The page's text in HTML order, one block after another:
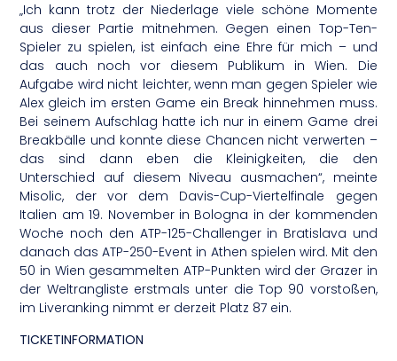
„Ich kann trotz der Niederlage viele schöne Momente
aus dieser Partie mitnehmen. Gegen einen Top-Ten-
Spieler zu spielen, ist einfach eine Ehre für mich – und
das auch noch vor diesem Publikum in Wien. Die
Aufgabe wird nicht leichter, wenn man gegen Spieler wie
Alex gleich im ersten Game ein Break hinnehmen muss.
Bei seinem Aufschlag hatte ich nur in einem Game drei
Breakbälle und konnte diese Chancen nicht verwerten –
das sind dann eben die Kleinigkeiten, die den
Unterschied auf diesem Niveau ausmachen“, meinte
Misolic, der vor dem Davis-Cup-Viertelfinale gegen
Italien am 19. November in Bologna in der kommenden
Woche noch den ATP-125-Challenger in Bratislava und
danach das ATP-250-Event in Athen spielen wird. Mit den
50 in Wien gesammelten ATP-Punkten wird der Grazer in
der Weltrangliste erstmals unter die Top 90 vorstoßen,
im Liveranking nimmt er derzeit Platz 87 ein.
TICKETINFORMATION